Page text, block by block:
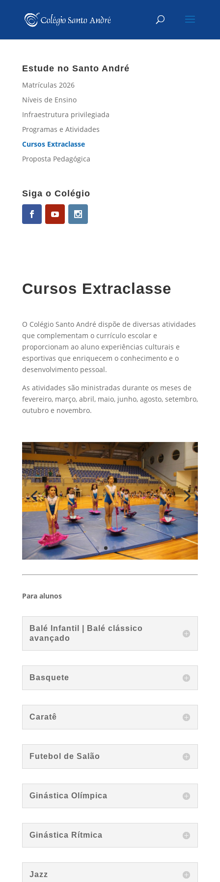
Estude no Santo André
Matrículas 2026
Níveis de Ensino
Infraestrutura privilegiada
Programas e Atividades
Cursos Extraclasse
Proposta Pedagógica
Siga o Colégio
Cursos Extraclasse
O Colégio Santo André dispõe de diversas atividades
que complementam o currículo escolar e
proporcionam ao aluno experiências culturais e
esportivas que enriquecem o conhecimento e o
desenvolvimento pessoal.
As atividades são ministradas durante os meses de
fevereiro, março, abril, maio, junho, agosto, setembro,
outubro e novembro.
Para alunos
Balé Infantil | Balé clássico
avançado
Basquete
Caratê
Futebol de Salão
Ginástica Olímpica
Ginástica Rítmica
Jazz